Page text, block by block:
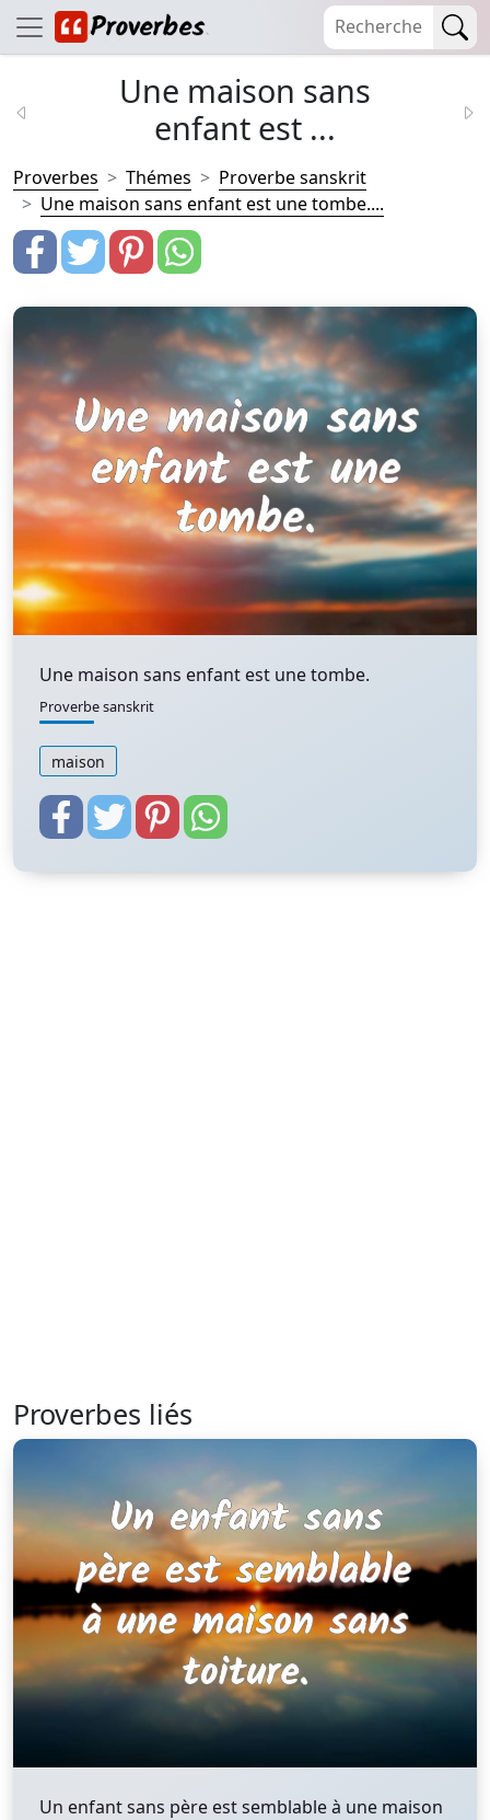
Une maison sans
enfant est ...
Proverbes Thémes
Proverbe sanskrit
Une maison sans enfant est une tombe....
Une maison sans enfant est une tombe.
Proverbe sanskrit
maison
Proverbes liés
Un enfant sans père est semblable à une maison